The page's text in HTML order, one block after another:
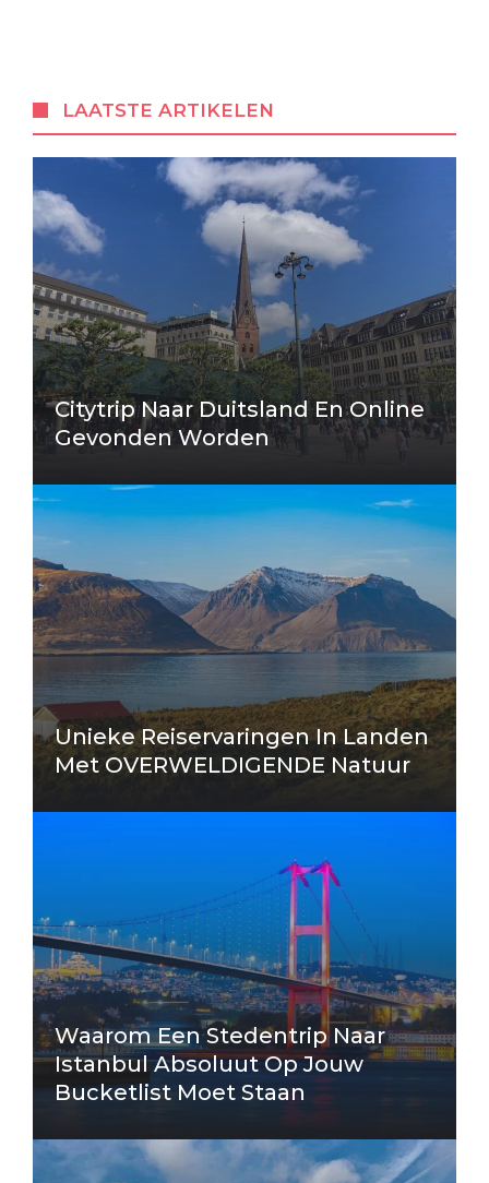
LAATSTE ARTIKELEN
Citytrip Naar Duitsland En Online
Gevonden Worden
Unieke Reiservaringen In Landen
Met OVERWELDIGENDE Natuur
Waarom Een Stedentrip Naar
Istanbul Absoluut Op Jouw
Bucketlist Moet Staan